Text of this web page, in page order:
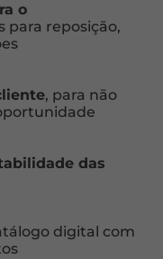
o
para reposição,
, para não
das
digital com